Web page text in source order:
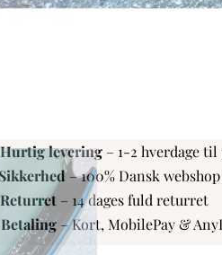
lager
levering – 1-2 hverdage til
– 100% Dansk webshop
– 14 dages fuld returret
– Kort, MobilePay &